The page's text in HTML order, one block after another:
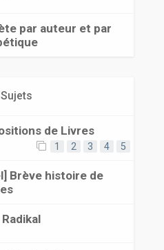
par auteur et par
Sujets
de Livres
1 2 3 4 5
Brève histoire de